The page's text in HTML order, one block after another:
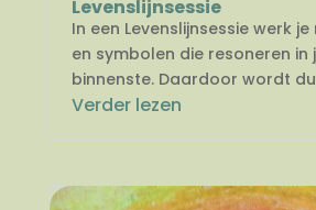
Levenslijnsessie
In een Levenslijnsessie werk
en symbolen die resoneren in
binnenste. Daardoor wordt
Verder lezen